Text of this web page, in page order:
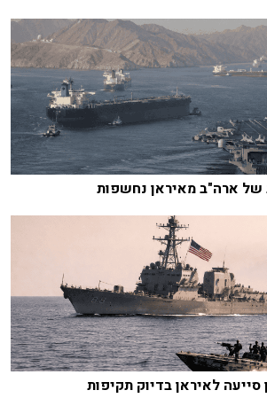
של ארה"ב מאיראן נחשפות
לאיראן בדיוק תקיפות